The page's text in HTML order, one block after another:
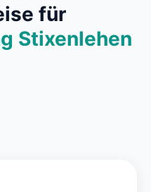
für
Stixenlehen